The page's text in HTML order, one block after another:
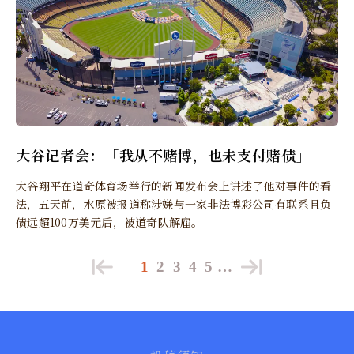
大谷记者会：「我从不赌博，也未支付赌债」
大谷翔平在道奇体育场举行的新闻发布会上讲述了他对事件的看
法，五天前，水原被报道称涉嫌与一家非法博彩公司有联系且负
债远超100万美元后，被道奇队解雇。
1 2 3 4 5 …